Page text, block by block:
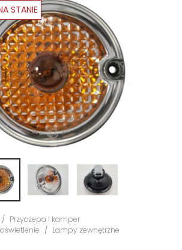
STANIE
Przyczepa i kamper
Lampy zewnętrzne